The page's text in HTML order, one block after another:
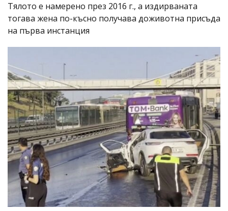
Тялото е намерено през 2016 г., а издирваната
тогава жена по-късно получава доживотна присъда
на първа инстанция